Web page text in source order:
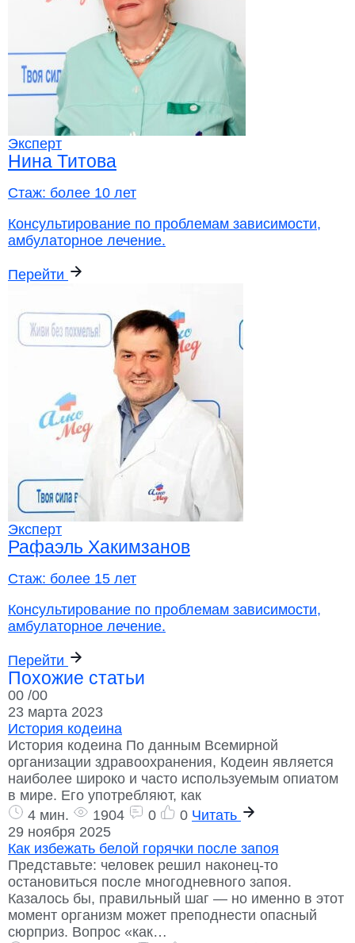
Эксперт
Нина Титова
Стаж: более 10 лет
Консультирование по проблемам зависимости,
амбулаторное лечение.
Перейти
Эксперт
Рафаэль Хакимзанов
Стаж: более 15 лет
Консультирование по проблемам зависимости,
амбулаторное лечение.
Перейти
Похожие статьи
00 /00
23 марта 2023
История кодеина
История кодеина По данным Всемирной
организации здравоохранения, Кодеин является
наиболее широко и часто используемым опиатом
в мире. Его употребляют, как
4 мин.
1904 0 0 Читать
29 ноября 2025
Как избежать белой горячки после запоя
Представьте: человек решил наконец-то
остановиться после многодневного запоя.
Казалось бы, правильный шаг — но именно в этот
момент организм может преподнести опасный
сюрприз. Вопрос «как…